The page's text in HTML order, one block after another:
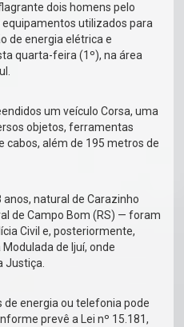
dois homens pelo
utilizados para
de energia elétrica e
quarta-feira (1º), na área
um veículo Corsa, uma
objetos, ferramentas
cabos, além de 195 metros de
natural de Carazinho
de Campo Bom (RS) — foram
Civil e, posteriormente,
de Ijuí, onde
Justiça.
energia ou telefonia pode
prevê a Lei nº 15.181,